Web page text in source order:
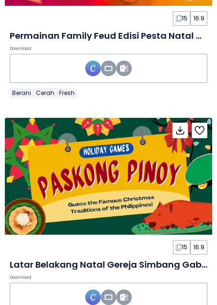
15 16:9
Permainan Family Feud Edisi Pesta Natal dalam Slide
Download
Berani Cerah Fresh
15 16:9
Latar Belakang Natal Gereja Simbang Gabi Ilustratif yang Seru dalam Slide
Download